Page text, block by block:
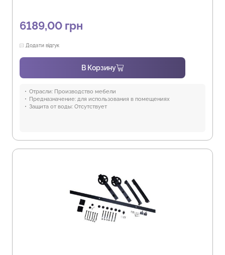
6189,00 грн
Додати відгук
В Корзину
Отрасли: Производство мебели
Предназначение: для использования в помещениях
Защита от воды: Отсутствует